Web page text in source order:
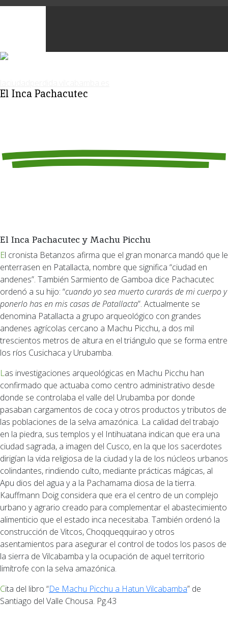
El Inca Pachacutec
El Inca Pachacutec y Machu Picchu
El cronista Betanzos afirma que el gran monarca mandó que le
enterrasen en Patallacta, nombre que significa “ciudad en
andenes”. También Sarmiento de Gamboa dice Pachacutec
ordenó a su hijo: “cuando yo sea muerto curarás de mi cuerpo y
ponerlo has en mis casas de Patallacta”. Actualmente se
denomina Patallacta a grupo arqueológico con grandes
andenes agrícolas cercano a Machu Picchu, a dos mil
trescientos metros de altura en el triángulo que se forma entre
los ríos Cusichaca y Urubamba.
Las investigaciones arqueológicas en Machu Picchu han
confirmado que actuaba como centro administrativo desde
donde se controlaba el valle del Urubamba por donde
pasaban cargamentos de coca y otros productos y tributos de
las poblaciones de la selva amazónica. La calidad del trabajo
en la piedra, sus templos y el Intihuatana indican que era una
ciudad sagrada, a imagen del Cusco, en la que los sacerdotes
dirigían la vida religiosa de la ciudad y la de los núcleos urbanos
colindantes, rindiendo culto, mediante prácticas mágicas, al
Apu dios del agua y a la Pachamama diosa de la tierra.
Kauffmann Doig considera que era el centro de un complejo
urbano y agrario creado para complementar el abastecimiento
alimenticio que el estado inca necesitaba. También ordenó la
construcción de Vitcos, Choqqueqquirao y otros
asentamientos para asegurar el control de todos los pasos de
la sierra de Vilcabamba y la ocupación de aquel territorio
limítrofe con la selva amazónica.
Cita del libro “De Machu Picchu a Hatun Vilcabamba” de
Santiago del Valle Chousa. Pg.43